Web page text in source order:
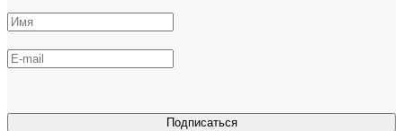
Подписаться